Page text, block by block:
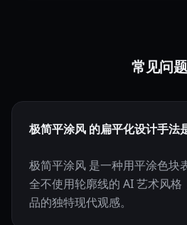
常见问题
极简平涂风 的扁平化设计手法
极简平涂风 是一种用平涂色块
全不使用轮廓线的 AI 艺术风
品的独特现代观感。